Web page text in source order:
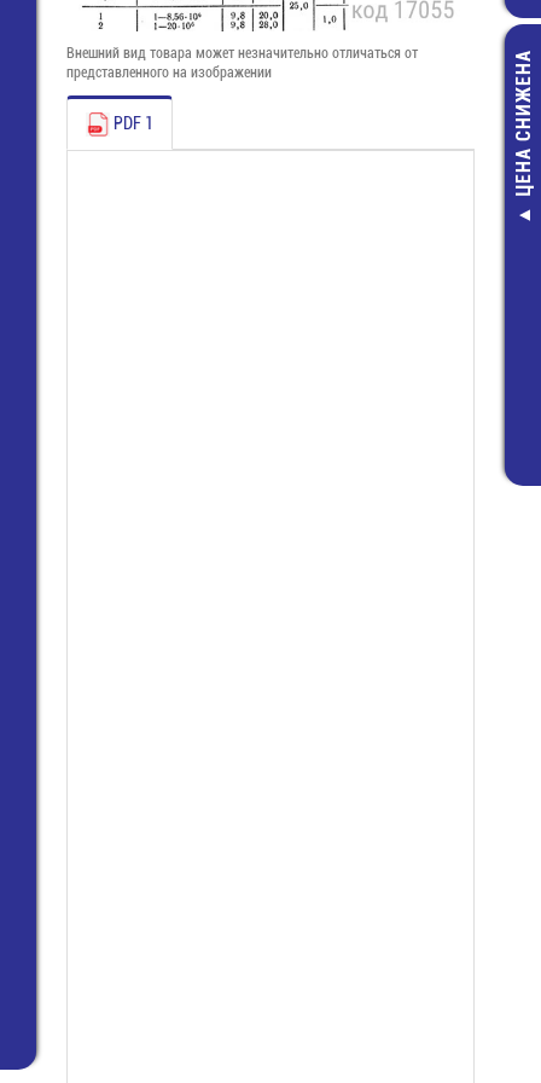
ЦЕНА СНИЖЕНА
Внешний вид товара может незначительно отличаться от
представленного на изображении
PDF 1